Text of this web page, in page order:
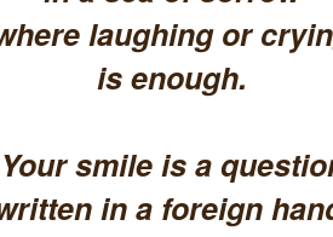
laughing or
is enough.
Your smile is a
in a foreign